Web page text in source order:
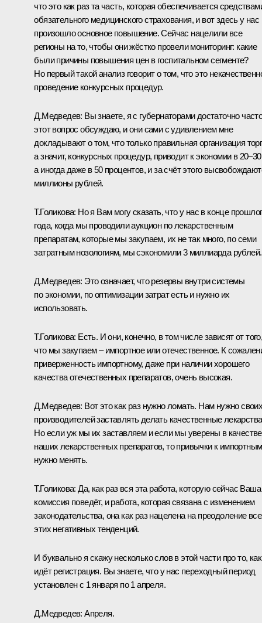
что это как раз та часть, которая обеспечивается
обязательного медицинского страхования, и вот здесь у нас
произошло основное повышение. Сейчас нацелили все
регионы на то, чтобы они жёстко провели мониторинг: какие
были причины повышения цен в госпитальном сегменте?
Но первый такой анализ говорит о том, что это
проведение конкурсных процедур.
Д.Медведев: Вы знаете, я с губернаторами достаточно
этот вопрос обсуждаю, и они сами с удивлением мне
докладывают о том, что только правильная организация
а значит, конкурсных процедур, приводит к экономии в
а иногда даже в 50 процентов, и за счёт этого
миллионы рублей.
Т.Голикова: Но я Вам могу сказать, что у нас в конце
года, когда мы проводили аукцион по лекарственным
препаратам, которые мы закупаем, их не так много, по семи
затратным нозологиям, мы сэкономили 3 миллиарда рублей.
Д.Медведев: Это означает, что резервы внутри системы
по экономии, по оптимизации затрат есть и нужно их
использовать.
Т.Голикова: Есть. И они, конечно, в том числе зависят от
что мы закупаем – импортное или отечественное. К
приверженность импортному, даже при наличии хорошего
качества отечественных препаратов, очень высокая.
Д.Медведев: Вот это как раз нужно ломать. Нам нужно
производителей заставлять делать качественные
Но если уж мы их заставляем и если мы уверены в качестве
наших лекарственных препаратов, то привычки к импортным
нужно менять.
Т.Голикова:Да, как раз вся эта работа, которую сейчас Ваша
комиссия поведёт, и работа, которая связана с изменением
законодательства, она как раз нацелена на преодоление
этих негативных тенденций.
И буквально я скажу несколько слов в этой части про то, как
идёт регистрация. Вы знаете, что у нас переходный период
установлен с 1 января по 1 апреля.
Д.Медведев:Апреля.